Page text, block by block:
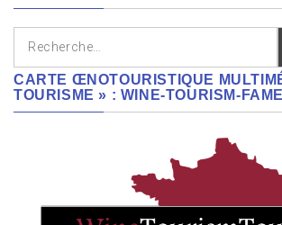
Rechercher :
CARTE ŒNOTOURISTIQUE
TOURISME » : WINE-TOURISM-